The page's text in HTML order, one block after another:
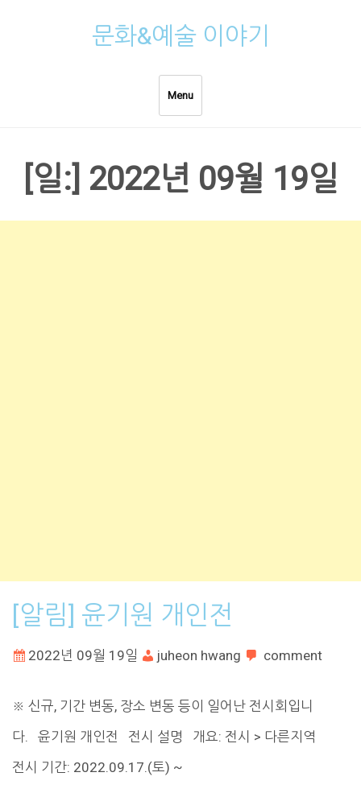
문화&예술 이야기
Menu
[일:] 2022년 09월 19일
[알림] 윤기원 개인전
2022년 09월 19일 juheon hwang comment
※ 신규, 기간 변동, 장소 변동 등이 일어난 전시회입니
다. 윤기원 개인전 전시 설명 개요: 전시 > 다른지역
전시 기간: 2022.09.17.(토) ~